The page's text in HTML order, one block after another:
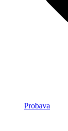
Probava